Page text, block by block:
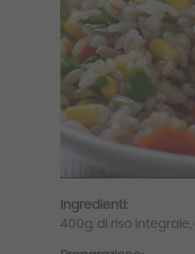
Ingredienti:
400g. di riso